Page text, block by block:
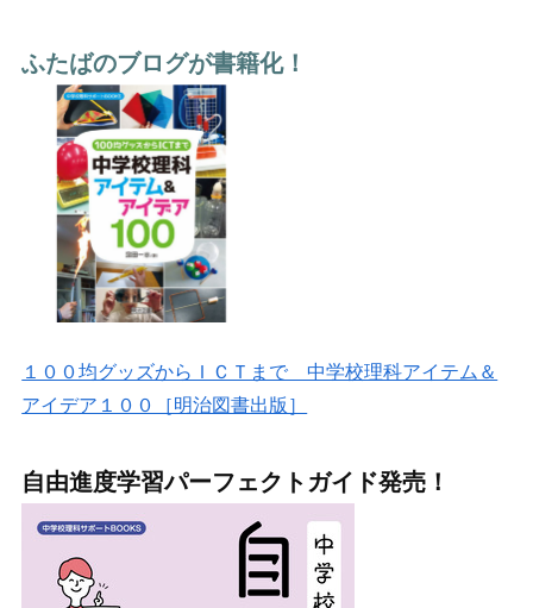
ふたばのブログが書籍化！
１００均グッズからＩＣＴまで 中学校理科アイテム＆
アイデア１００［明治図書出版］
自由進度学習パーフェクトガイド発売！